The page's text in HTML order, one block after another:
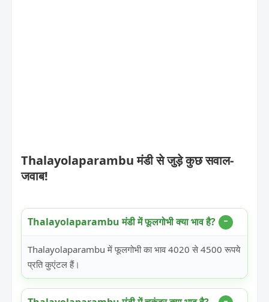
Thalayolaparambu मंडी से जुड़े कुछ सवाल-
जवाब!
Thalayolaparambu मंडी में फूलगोभी क्या भाव है?
Thalayolaparambu में फूलगोभी का भाव 4020 से 4500 रूपये
प्रति कुएंटल हैं।